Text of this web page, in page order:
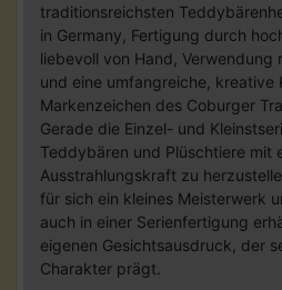
traditionsreichsten
in Germany, Fertigung durch
liebevoll von Hand, Verwendung
und eine umfangreiche, kreative
Markenzeichen des Coburger
Gerade die Einzel- und
Teddybären und Plüschtiere mit
Ausstrahlungskraft zu
für sich ein kleines Meisterwerk
auch in einer Serienfertigung
eigenen Gesichtsausdruck, der
Charakter prägt.